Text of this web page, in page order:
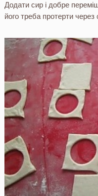
Додати сир і добре
його треба протерти через